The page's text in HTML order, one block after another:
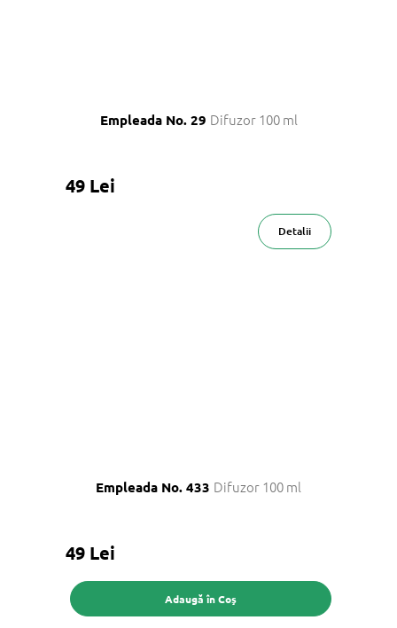
Empleada No. 29 Difuzor 100 ml
49 Lei
Detalii
Empleada No. 433 Difuzor 100 ml
49 Lei
Adaugă în Coş